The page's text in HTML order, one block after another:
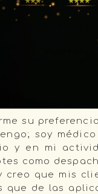
su
soy
y en mi
como
creo que mis
que de las